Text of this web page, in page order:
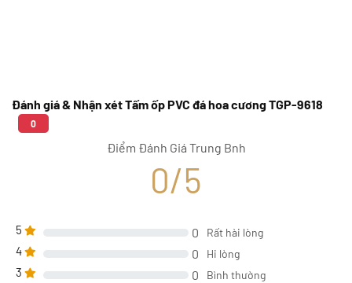
Đánh giá & Nhận xét Tấm ốp PVC đá hoa cương TGP-9618
0
Điểm Đánh Giá Trung Bnh
0/5
5 0 Rất hài lòng
4 0 Hi lòng
3 0 Bình thường